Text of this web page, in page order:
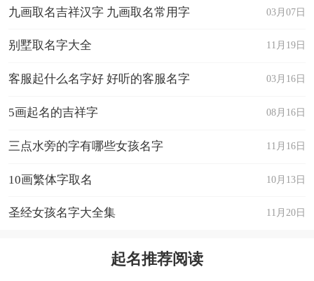
03月07日
九画取名吉祥汉字 九画取名常用字
11月19日
别墅取名字大全
03月16日
客服起什么名字好 好听的客服名字
08月16日
5画起名的吉祥字
11月16日
三点水旁的字有哪些女孩名字
10月13日
10画繁体字取名
11月20日
圣经女孩名字大全集
起名推荐阅读